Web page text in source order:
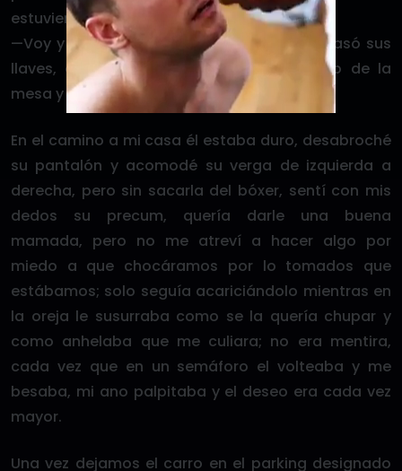
estuviera sintiendo el olor de su verga.
—Voy y pago, espérame en el carro— me pasó sus
llaves, acomodé mi excitación por debajo de la
mesa y obedecí.
En el camino a mi casa él estaba duro, desabroché
su pantalón y acomodé su verga de izquierda a
derecha, pero sin sacarla del bóxer, sentí con mis
dedos su precum, quería darle una buena
mamada, pero no me atreví a hacer algo por
miedo a que chocáramos por lo tomados que
estábamos; solo seguía acariciándolo mientras en
la oreja le susurraba como se la quería chupar y
como anhelaba que me culiara; no era mentira,
cada vez que en un semáforo el volteaba y me
besaba, mi ano palpitaba y el deseo era cada vez
mayor.
Una vez dejamos el carro en el parking designado